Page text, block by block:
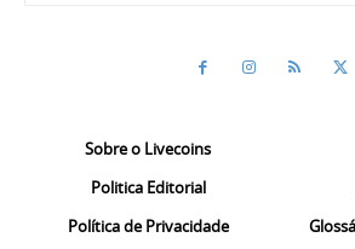
Sobre o Livecoins
Politica Editorial
Política de Privacidade